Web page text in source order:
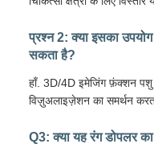
प्रश्न 2: क्या इसका उपयोग
सकता है?
हाँ. 3D/4D इमेजिंग फ़ंक्शन पशु
विज़ुअलाइज़ेशन का समर्थन
Q3: क्या यह रंग डोपलर